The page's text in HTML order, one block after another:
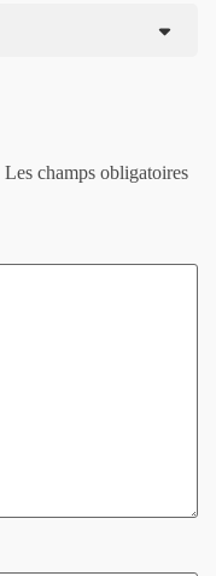
Les champs obligatoires